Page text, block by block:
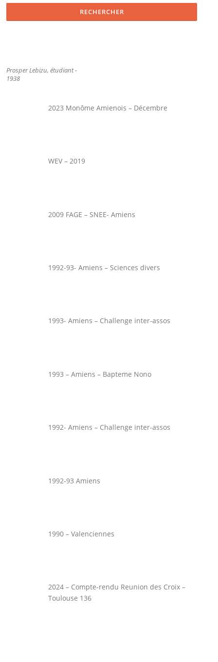
Prosper Lebizu, étudiant -
1938
2023 Monôme Amienois – Décembre
WEV – 2019
2009 FAGE – SNEE- Amiens
1992-93- Amiens – Sciences divers
1993- Amiens – Challenge inter-assos
1993 – Amiens – Bapteme Nono
1992- Amiens – Challenge inter-assos
1992-93 Amiens
1990 – Valenciennes
2024 – Compte-rendu Reunion des Croix –
Toulouse 136